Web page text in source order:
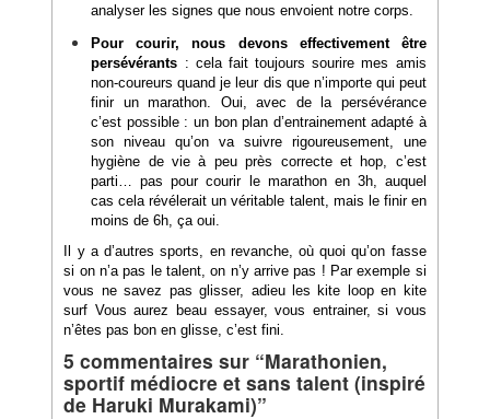
analyser les signes que nous envoient notre corps.
Pour courir, nous devons effectivement être
persévérants : cela fait toujours sourire mes amis
non-coureurs quand je leur dis que n’importe qui peut
finir un marathon. Oui, avec de la persévérance
c’est possible : un bon plan d’entrainement adapté à
son niveau qu’on va suivre rigoureusement, une
hygiène de vie à peu près correcte et hop, c’est
parti… pas pour courir le marathon en 3h, auquel
cas cela révélerait un véritable talent, mais le finir en
moins de 6h, ça oui.
Il y a d’autres sports, en revanche, où quoi qu’on fasse
si on n’a pas le talent, on n’y arrive pas ! Par exemple si
vous ne savez pas glisser, adieu les kite loop en kite
surf Vous aurez beauessayer, vous entrainer, si vous
n’êtes pas bon en glisse, c’est fini.
5 commentaires sur “Marathonien,
sportif médiocre et sans talent (inspiré
de Haruki Murakami)”